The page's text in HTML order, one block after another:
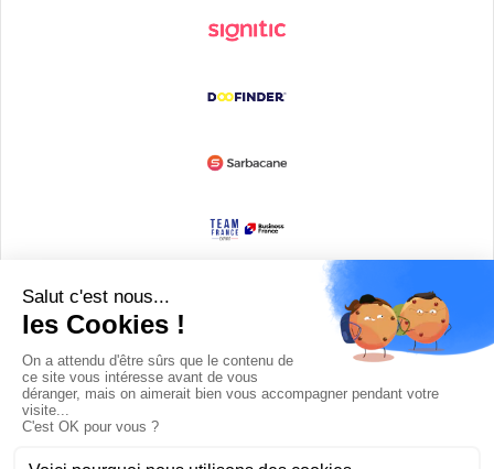
Devenir partenaire
© Copyright 2008 / 2026,DECODE MEDIA, The Innovation Media